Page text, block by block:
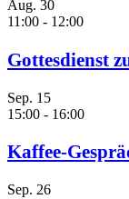
Aug. 30
11:00 - 12:00
Gottesdienst
Sep. 15
15:00 - 16:00
Kaffee-
Sep. 26